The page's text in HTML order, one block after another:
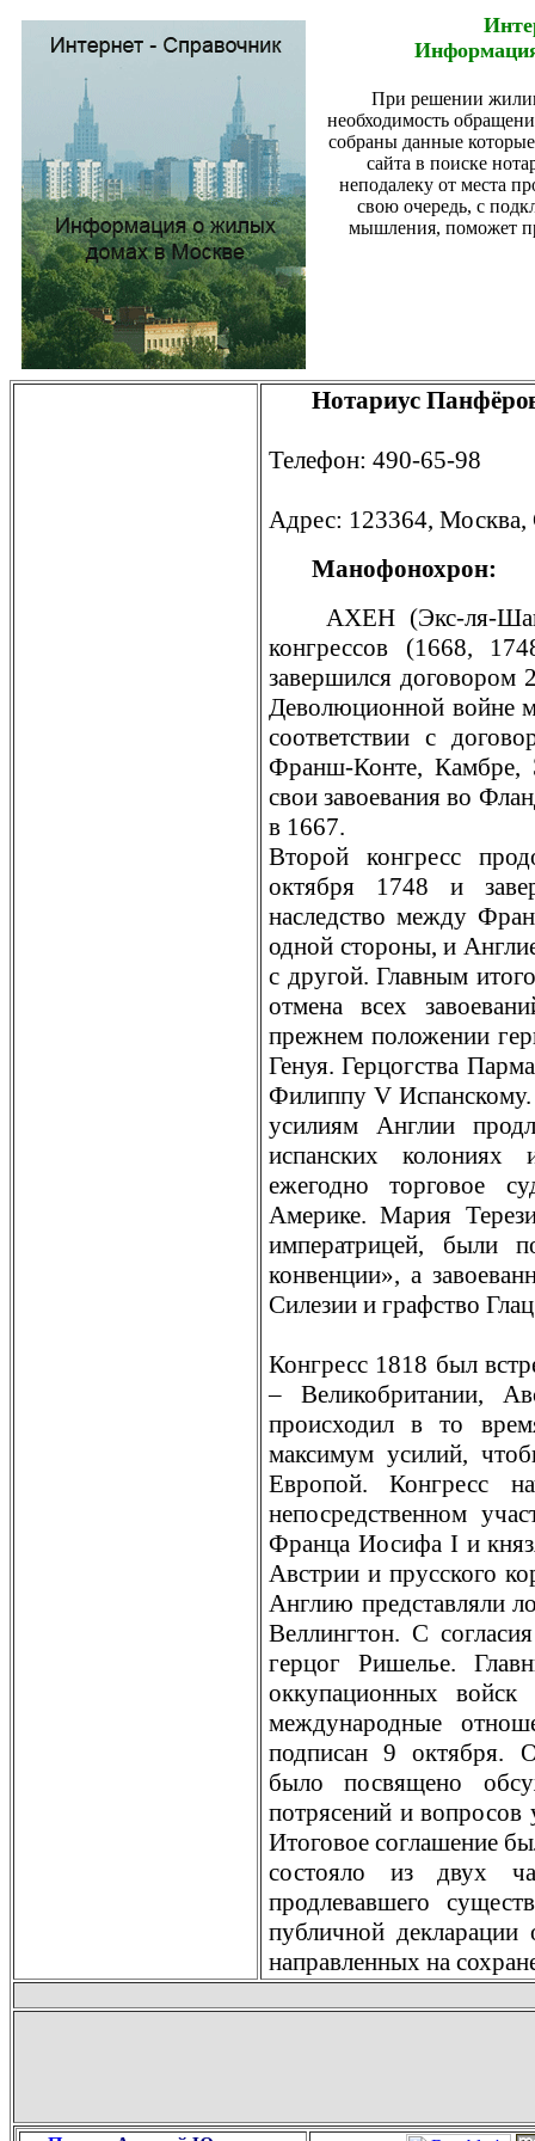
При решении
необходимость
собраны данные
сайта в поиске
неподалеку от места
свою очередь, с
мышления, поможет
Нотариус
Телефон: 490-65-98
Адрес: 123364, Москва,
Манофонохрон:
АХЕН (Экс-ля-
конгрессов (1668,
завершился
Деволюционной войне
соответствии с
Франш-Конте, Камбре,
свои завоевания во
в 1667.
Второй конгресс
октября 1748 и
наследство мeжду
одной стороны, и
с другой. Главным
отмeна всех
прежнем положении
Генуя. Герцогства
Филиппу V Испанскому.
усилиям Англии
испанских колониях
ежегодно торговое
Амeрике. Мария
императрицей, были
конвенции», а
Силезии и графство
Конгресс 1818 был
– Великобритании,
происходил в то
максимум усилий,
Европой. Конгресс
непосредственном
Франца Иосифа I и
Австрии и прусского
Англию представляли
Веллингтон. С
герцог Ришелье.
оккупационных
мeждународные
подписан 9 октября.
было посвящено
потрясений и
Итоговое соглашение
состояло из двух
продлевавшего
публичной
направленных на